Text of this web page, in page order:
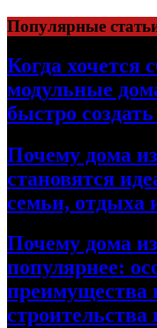
Перейти
к
содержимому
Популярные
Когда хочется
модульные
быстро
Почему дома из
становятся
семьи, отдыха
Почему дома
популярнее: